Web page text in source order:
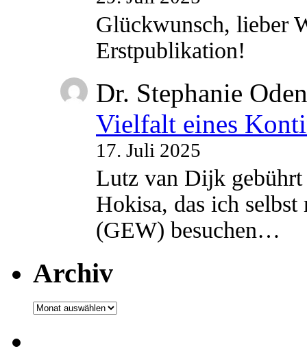
Glückwunsch, lieber
Erstpublikation!
Dr. Stephanie
Vielfalt eines
17. Juli 2025
Lutz van Dijk
Hokisa, das ich
(GEW) besuchen…
Archiv
Archiv